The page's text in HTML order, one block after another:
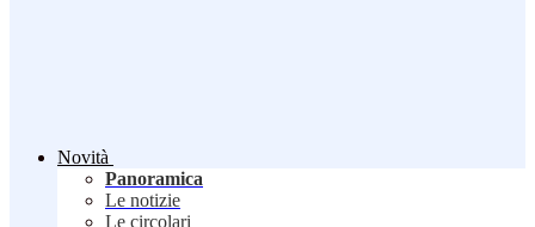
Novità
Panoramica
Le notizie
Le circolari